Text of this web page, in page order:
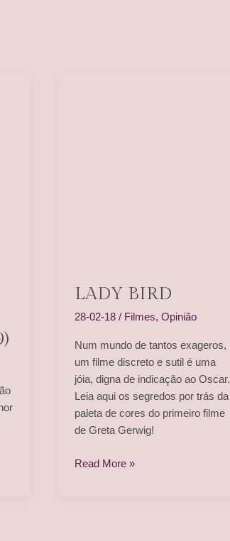
LADY BIRD
28-02-18/ Filmes,Opinião
Num mundo de tantos exageros,
um filme discreto e sutil é uma
jóia, digna de indicação ao Oscar.
Leia aqui os segredos por trás da
paleta de cores do primeiro filme
de Greta Gerwig!
Lady
Read More »